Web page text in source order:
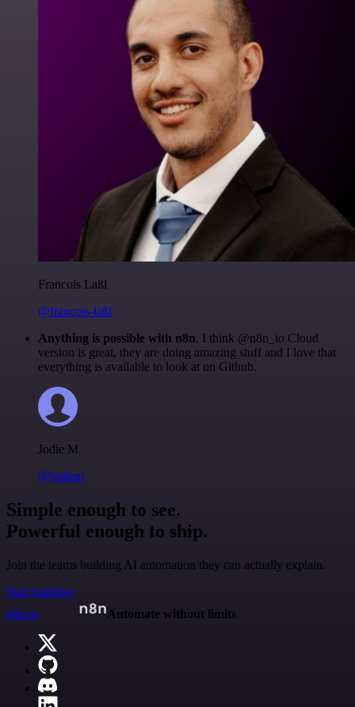
Francois Laßl
@francois-laßl
Anything is possible with n8n. I think @n8n_io Cloud
version is great, they are doing amazing stuff and I love that
everything is available to look at on Github.
Jodie M
@jodiem
Simple enough to see.
Powerful enough to ship.
Join the teams building AI automation they can actually explain.
Start building
n8n.io
Automate without limits